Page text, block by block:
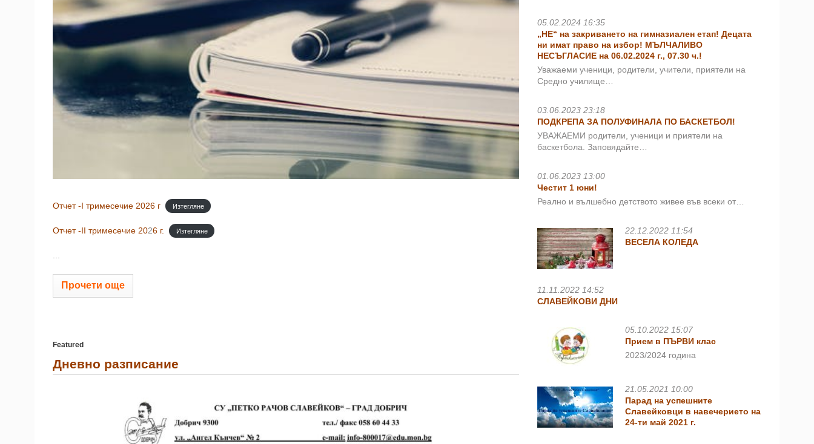
Отчет -I тримесечие 2026 г Изтегляне
Отчет -II тримесечие 2026 г. Изтегляне
Прочети още
Featured
Дневно разписание
05.02.2024 16:35
„НЕ“ на закриването на гимназиален етап! Децата
ни имат право на избор! МЪЛЧАЛИВО
НЕСЪГЛАСИЕ на 06.02.2024 г., 07.30 ч.!
Уважаеми ученици, родители, учители, приятели на
Средно училище…
03.06.2023 23:18
ПОДКРЕПА ЗА ПОЛУФИНАЛА ПО БАСКЕТБОЛ!
УВАЖАЕМИ родители, ученици и приятели на
баскетбола. Заповядайте…
01.06.2023 13:00
Честит 1 юни!
Реално и вълшебно детството живее във всеки от…
22.12.2022 11:54
ВЕСЕЛА КОЛЕДА
11.11.2022 14:52
СЛАВЕЙКОВИ ДНИ
05.10.2022 15:07
Прием в ПЪРВИ клас
2023/2024 година
21.05.2021 10:00
Парад на успешните
Славейковци в навечерието на
24-ти май 2021 г.